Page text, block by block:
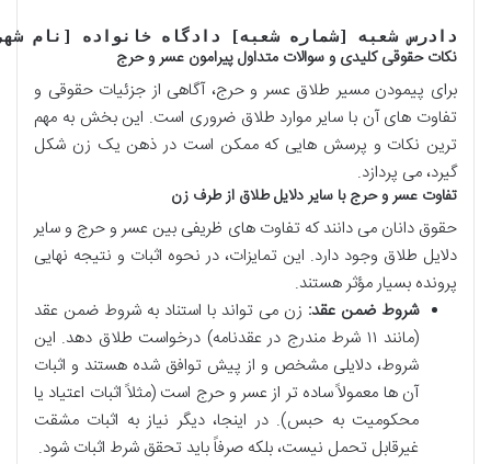
دادرس شعبه [شماره شعبه] دادگاه خانواده [نام
نکات حقوقی کلیدی و سوالات متداول پیرامون عسر و حرج
برای پیمودن مسیر طلاق عسر و حرج، آگاهی از جزئیات حقوقی و
تفاوت های آن با سایر موارد طلاق ضروری است. این بخش به مهم
ترین نکات و پرسش هایی که ممکن است در ذهن یک زن شکل
گیرد، می پردازد.
تفاوت عسر و حرج با سایر دلایل طلاق از طرف زن
حقوق دانان می دانند که تفاوت های ظریفی بین عسر و حرج و سایر
دلایل طلاق وجود دارد. این تمایزات، در نحوه اثبات و نتیجه نهایی
پرونده بسیار مؤثر هستند.
شروط ضمن عقد: زن می تواند با استناد به شروط ضمن عقد
(مانند ۱۱ شرط مندرج در عقدنامه) درخواست طلاق دهد. این
شروط، دلایلی مشخص و از پیش توافق شده هستند و اثبات
آن ها معمولاً ساده تر از عسر و حرج است (مثلاً اثبات اعتیاد یا
محکومیت به حبس). در اینجا، دیگر نیاز به اثبات مشقت
غیرقابل تحمل نیست، بلکه صرفاً باید تحقق شرط اثبات شود.